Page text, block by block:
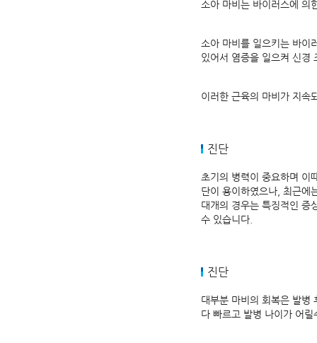
소아 마비는 바이러스에 의
소아 마비를 일으키는 바이
있어서 염증을 일으켜 신경
이러한 근육의 마비가 지속
진단
초기의 병력이 중요하며 이
단이 용이하였으나, 최근에
대개의 경우는 특징적인 증
수 있습니다.
진단
대부분 마비의 회복은 발병
다 빠르고 발병 나이가 어릴